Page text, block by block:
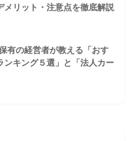
メリット・注意点を徹底解説
有の経営者が教える「おす
ンキング５選」と「法人カー